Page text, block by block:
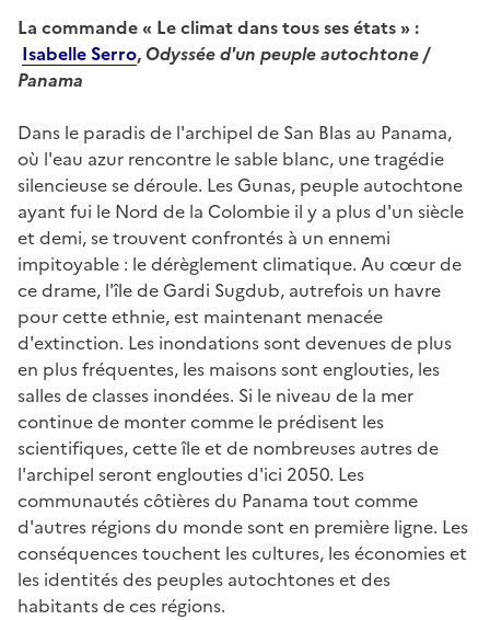
La commande « Le climat dans tous ses états » :
Isabelle Serro, Odyssée d'un peuple autochtone /
Panama
Dans le paradis de l'archipel de San Blas au Panama,
où l'eau azur rencontre le sable blanc, une tragédie
silencieuse se déroule. Les Gunas, peuple autochtone
ayant fui le Nord de la Colombie il y a plus d'un siècle
et demi, se trouvent confrontés à un ennemi
impitoyable : le dérèglement climatique. Au cœur de
ce drame, l'île de Gardi Sugdub, autrefois un havre
pour cette ethnie, est maintenant menacée
d'extinction. Les inondations sont devenues de plus
en plus fréquentes, les maisons sont englouties, les
salles de classes inondées. Si le niveau de la mer
continue de monter comme le prédisent les
scientifiques, cette île et de nombreuses autres de
l'archipel seront englouties d'ici 2050. Les
communautés côtières du Panama tout comme
d'autres régions du monde sont en première ligne. Les
conséquences touchent les cultures, les économies et
les identités des peuples autochtones et des
habitants de ces régions.